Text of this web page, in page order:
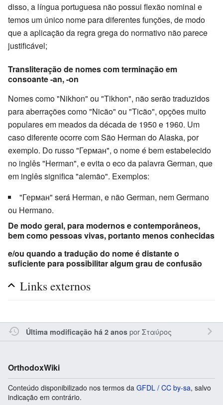
disso, a língua portuguesa não possui flexão nominal e
temos um único nome para diferentes funções, de modo
que a aplicação da regra grega do normativo não parece
justificável;
Transliteração de nomes com terminação em
consoante -an, -on
Nomes como "Nikhon" ou "Tikhon", não serão traduzidos
para aberrações como "Nicão" ou "Ticão", opções muito
populares em meados da década de 1950 e 1960. Um
caso diferente ocorre com São Herman do Alaska, por
exemplo. Do russo "Герман", o nome é bem estabelecido
no inglês "Herman", e evita o eco da palavra German, que
em inglês significa "alemão". Exemplos:
"Герман" será Herman, e não German, nem Germano
ou Hermano.
De modo geral, para modernos e contemporâneos,
bem como pessoas vivas, portanto menos conhecidas
e/ou quando a tradução do nome é distante o
suficiente para possibilitar algum grau de confusão
Links externos
Última modificação há 2 anosporΣταύρος
OrthodoxWiki
Conteúdo disponibilizado nos termos da GFDL / CC by-sa, salvo
indicação em contrário.